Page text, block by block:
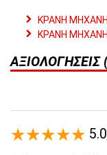
ΚΡΑΝΗ
ΚΡΑΝΗ
ΑΞΙΟΛΟΓΉΣΕΙΣ